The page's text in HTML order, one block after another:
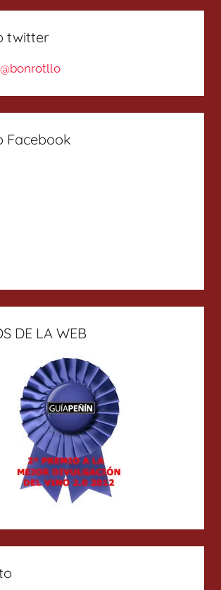
twitter
Facebook
DE LA WEB